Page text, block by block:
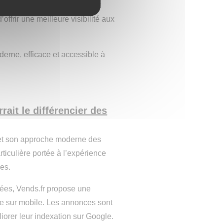
Le site est également
une meilleure visibilité aux
efficace et accessible à
le différencier des
son approche moderne des
portée à l’expérience
Vends.fr propose une
sur mobile. Les annonces sont
leur indexation sur Google.